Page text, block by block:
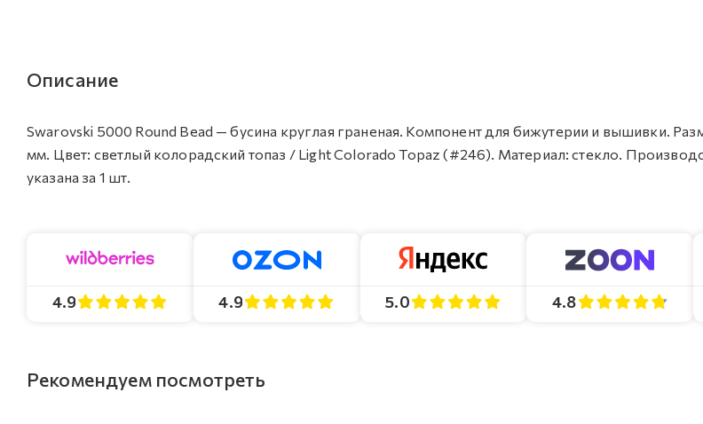
Описание
Swarovski 5000 Round Bead — бусина круглая граненая. Компонент для бижутерии и вышивки.
мм. Цвет: светлый колорадский топаз / Light Colorado Topaz (#246). Материал: стекло.
указана за 1 шт.
4.9 4.9 5.0 4.8
Рекомендуем посмотреть